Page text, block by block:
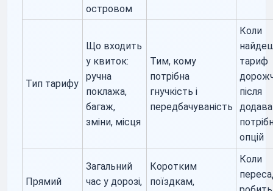
островом
Тип тарифу
Що входить
у квиток:
ручна
поклажа,
багаж,
зміни, місця
Тим, кому
потрібна
гнучкість і
передбачуваність
Коли
тариф
після
опцій
Прямий
Загальний
час у дорозі,
Коротким
поїздкам,
Коли